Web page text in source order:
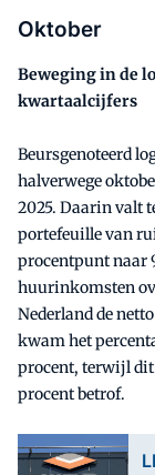
Oktober
Beweging in de
kwartaalcijfers
Beursgenoteerd
halverwege
2025. Daarin valt
portefeuille van
procentpunt naar
huurinkomsten
Nederland de
kwam het
procent, terwijl dit
procent betrof.